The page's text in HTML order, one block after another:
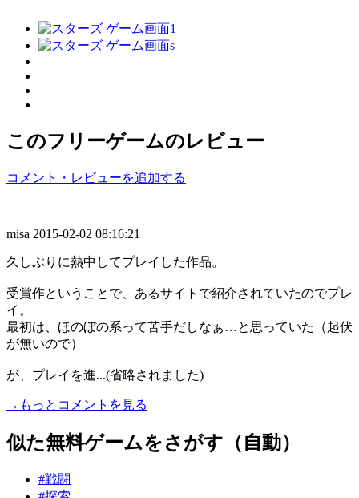
このフリーゲームのレビュー
コメント・レビューを追加する
misa 2015-02-02 08:16:21
久しぶりに熱中してプレイした作品。
受賞作ということで、あるサイトで紹介されていたのでプレ
イ。
最初は、ほのぼの系って苦手だしなぁ…と思っていた（起伏
が無いので）
が、プレイを進...(省略されました)
→もっとコメントを見る
似た無料ゲームをさがす（自動）
#戦闘